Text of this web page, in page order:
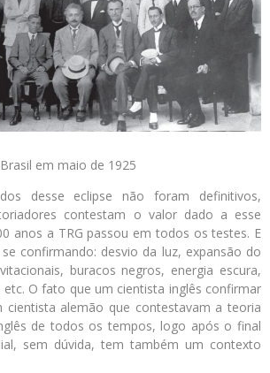
em maio de 1925
desse eclipse não foram definitivos,
contestam o valor dado a esse
anos a TRG passou em todos os testes. E
confirmando: desvio da luz, expansão do
buracos negros, energia escura,
etc. O fato que um cientista inglês confirmar
cientista alemão que contestavam a teoria
de todos os tempos, logo após o final
sem dúvida, tem também um contexto